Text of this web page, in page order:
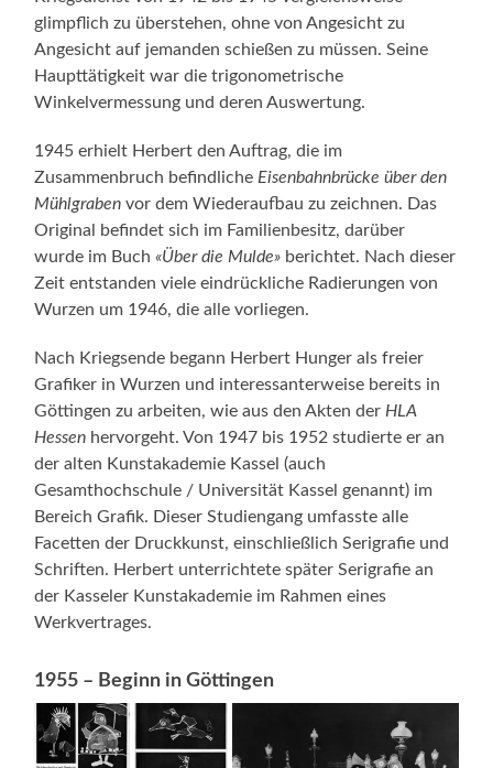
glimpflich zu überstehen, ohne von Angesicht zu
Angesicht auf jemanden schießen zu müssen. Seine
Haupttätigkeit war die trigonometrische
Winkelvermessung und deren Auswertung.
1945 erhielt Herbert den Auftrag, die im
Zusammenbruch befindlicheEisenbahnbrücke über den
Mühlgraben vor dem Wiederaufbau zu zeichnen. Das
Original befindet sich im Familienbesitz, darüber
wurde im Buch«Über die Mulde» berichtet. Nach dieser
Zeit entstanden viele eindrückliche Radierungen von
Wurzen um 1946, die alle vorliegen.
Nach Kriegsende begann Herbert Hunger als freier
Grafiker in Wurzen und interessanterweise bereits in
Göttingen zu arbeiten, wie aus den Akten derHLA
Hessen hervorgeht. Von 1947 bis 1952 studierte er an
der alten Kunstakademie Kassel (auch
Gesamthochschule / Universität Kassel genannt) im
Bereich Grafik. Dieser Studiengang umfasste alle
Facetten der Druckkunst, einschließlich Serigrafie und
Schriften. Herbert unterrichtete später Serigrafie an
der Kasseler Kunstakademie im Rahmen eines
Werkvertrages.
1955 – Beginn in Göttingen